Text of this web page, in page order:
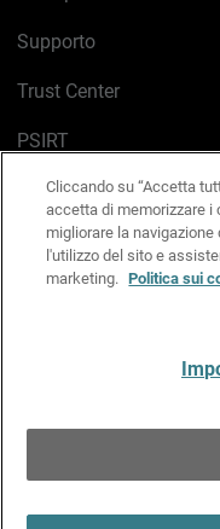
Supporto
Trust Center
PSIRT
Politica sui cookie
Informativa sulla
Kit Media & Brand
Cliccando su “Accetta
accetta di memorizzare
migliorare la navigazione
l'utilizzo del sito e
marketing. Politica sui